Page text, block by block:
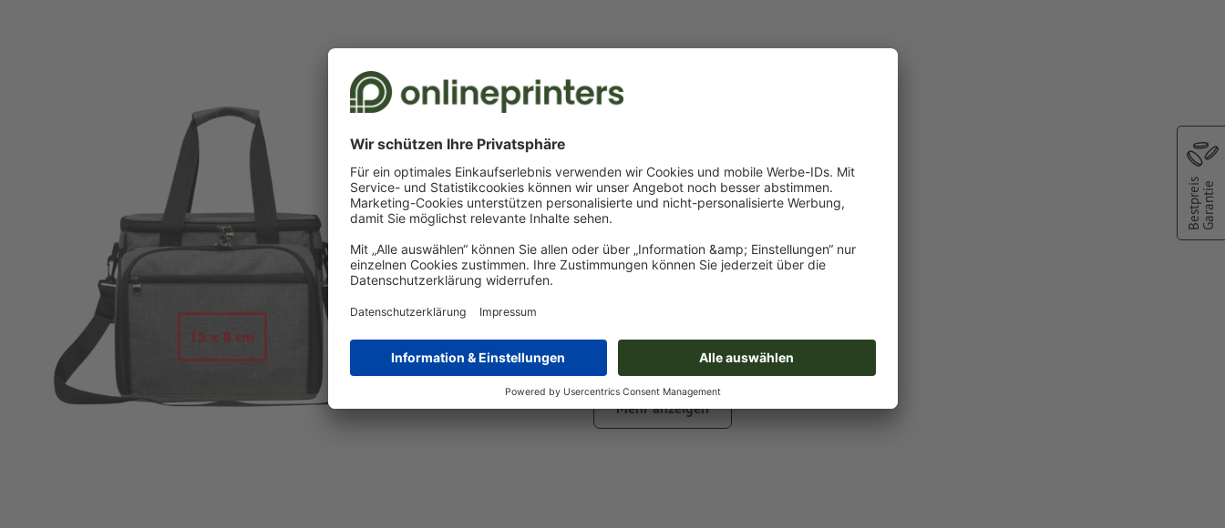
Druckdatenhinweise Picknicktasche Mumbai
Datenformat:15 x 8 cm
Besonderheiten bei der Druckdatenerstellung:
das Produkt ist mit einer bzw. zweiSonderfarbenbedruckbar
(Volltonfarbe: Pantone FORMULA GUIDE Solid Coated, außer Metallic
und Neonfarben)
das Trägermaterial kann beim
Das druckfertige PDF darf nur Vektoren enthalten; JPEG- oder TIFF-
Bilder und -Vorlagen sind nicht geeignet
Weitere Informationen und Tipps zu
Vektordaten
finden Sie in unserem
Hilfecenter.
Mehr anzeigen
BestpreisGarantie